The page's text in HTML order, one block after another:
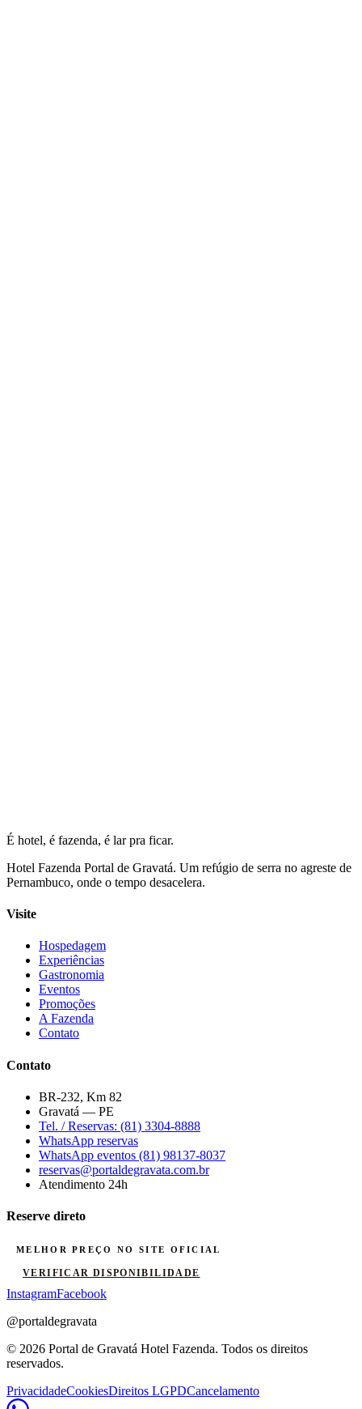
É hotel, é fazenda, é lar pra ficar.
Hotel Fazenda Portal de Gravatá. Um refúgio de serra no agreste de
Pernambuco, onde o tempo desacelera.
Visite
Hospedagem
Experiências
Gastronomia
Eventos
Promoções
A Fazenda
Contato
Contato
BR-232, Km 82
Gravatá — PE
Tel. / Reservas: (81) 3304-8888
WhatsApp reservas
WhatsApp eventos (81) 98137-8037
reservas@portaldegravata.com.br
Atendimento 24h
Reserve direto
MELHOR PREÇO NO SITE OFICIAL
VERIFICAR DISPONIBILIDADE
InstagramFacebook
@portaldegravata
© 2026 Portal de Gravatá Hotel Fazenda. Todos os direitos
reservados.
PrivacidadeCookiesDireitos LGPDCancelamento